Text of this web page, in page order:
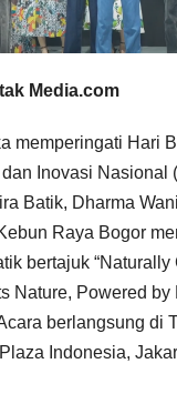
Media.com
memperingati Hari
Inovasi Nasional
Batik, Dharma
Raya Bogor
bertajuk “Naturally
Nature, Powered by
berlangsung di
Indonesia,